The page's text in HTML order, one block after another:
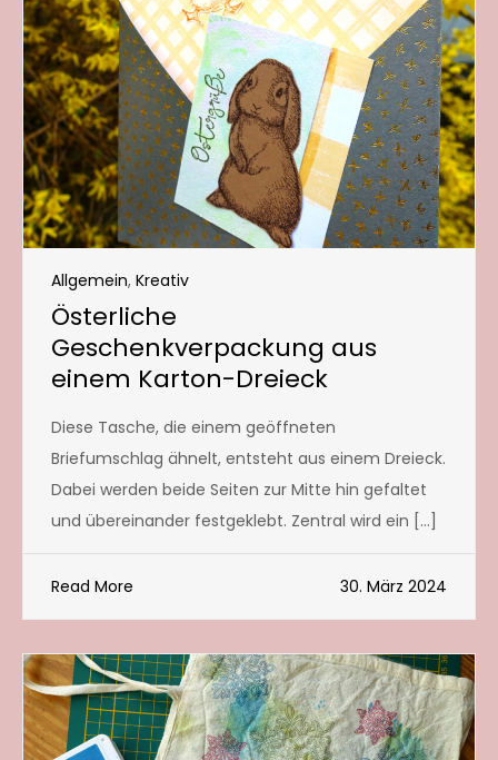
Allgemein, Kreativ
Österliche
Geschenkverpackung aus
einem Karton-Dreieck
Diese Tasche, die einem geöffneten
Briefumschlag ähnelt, entsteht aus einem Dreieck.
Dabei werden beide Seiten zur Mitte hin gefaltet
und übereinander festgeklebt. Zentral wird ein […]
Read More 30. März 2024